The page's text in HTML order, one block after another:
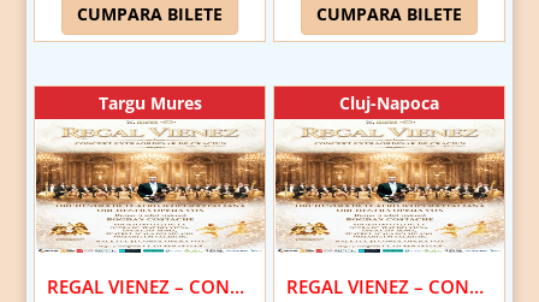
CUMPARA BILETE CUMPARA BILETE
Targu Mures
REGAL VIENEZ – CONCERT EXTRAORDINAR DE CRACIUN | TARGU MURES
Cluj-Napoca
REGAL VIENEZ – CONCERT EXTRAORDINAR DE CRACIUN | CLUJ-NAPOCA